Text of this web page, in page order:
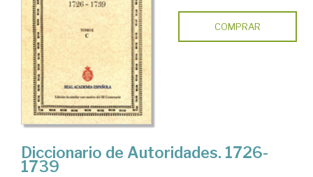
COMPRAR
Diccionario de Autoridades. 1726-
1739